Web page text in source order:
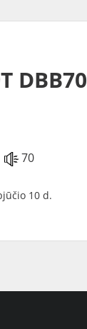
DBB70
70
10 d.